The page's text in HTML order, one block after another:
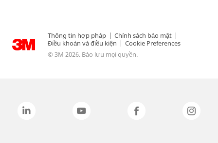
Thông tin hợp pháp | Chính sách bảo mật |
Điều khoản và điều kiện | Cookie Preferences
© 3M 2026. Bảo lưu mọi quyền.